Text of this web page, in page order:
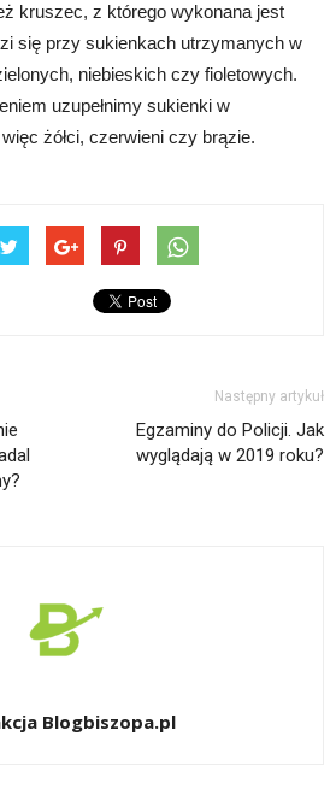
kruszec, z którego wykonana jest
się przy sukienkach utrzymanych w
niebieskich czy fioletowych.
uzupełnimy sukienki w
żółci, czerwieni czy brązie.
Następny artykuł
Egzaminy do Policji. Jak
wyglądają w 2019 roku?
Blogbiszopa.pl